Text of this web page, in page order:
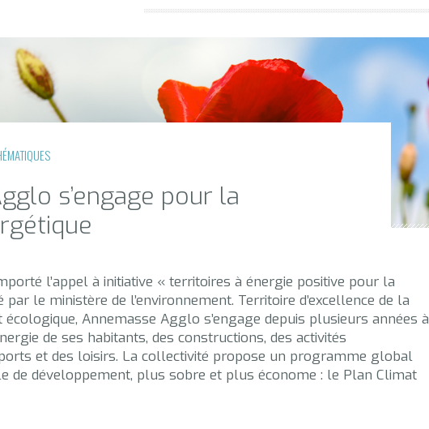
s’engage pour la
l’appel à initiative « territoires à énergie positive pour la
le ministère de l’environnement. Territoire d’excellence de la
Annemasse Agglo s’engage depuis plusieurs années à
de ses habitants, des constructions, des activités
et des loisirs. La collectivité propose un programme global
de développement, plus sobre et plus économe : le Plan Climat